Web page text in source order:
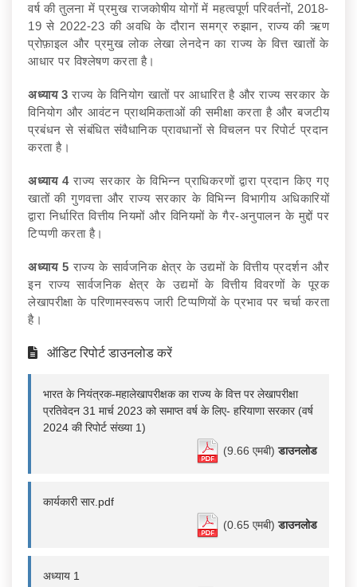
वर्ष की तुलना में प्रमुख राजकोषीय योगों में महत्वपूर्ण परिवर्तनों, 2018-
19 से 2022-23 की अवधि के दौरान समग्र रुझान, राज्य की ऋण
प्रोफ़ाइल और प्रमुख लोक लेखा लेनदेन का राज्य के वित्त खातों के
आधार पर विश्लेषण करता है।
अध्याय 3राज्य के विनियोग खातों पर आधारित है और राज्य सरकार के
विनियोग और आवंटन प्राथमिकताओं की समीक्षा करता है और बजटीय
प्रबंधन से संबंधित संवैधानिक प्रावधानों से विचलन पर रिपोर्ट प्रदान
करता है।
अध्याय 4राज्य सरकार के विभिन्न प्राधिकरणों द्वारा प्रदान किए गए
खातों की गुणवत्ता और राज्य सरकार के विभिन्न विभागीय अधिकारियों
द्वारा निर्धारित वित्तीय नियमों और विनियमों के गैर-अनुपालन के मुद्दों पर
टिप्पणी करता है।
अध्याय 5राज्य के सार्वजनिक क्षेत्र के उद्यमों के वित्तीय प्रदर्शन और
इन राज्य सार्वजनिक क्षेत्र के उद्यमों के वित्तीय विवरणों के पूरक
लेखापरीक्षा के परिणामस्वरूप जारी टिप्पणियों के प्रभाव पर चर्चा करता
है।
ऑडिट रिपोर्ट डाउनलोड करें
भारत के नियंत्रक-महालेखापरीक्षक का राज्य के वित्त पर लेखापरीक्षा
प्रतिवेदन 31 मार्च 2023 को समाप्त वर्ष के लिए- हरियाणा सरकार (वर्ष
2024 की रिपोर्ट संख्या 1)
(9.66 एमबी)डाउनलोड
कार्यकारी सार.pdf
(0.65 एमबी)डाउनलोड
अध्याय 1